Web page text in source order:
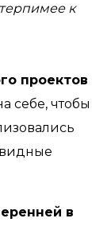
к
проектов
себе, чтобы
в